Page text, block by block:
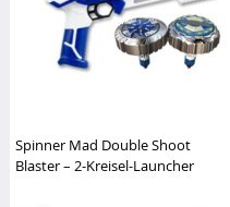
Spinner Mad Double Shoot
Blaster – 2-Kreisel-Launcher